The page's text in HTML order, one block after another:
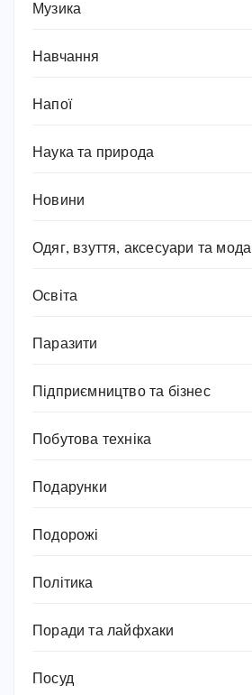
Музика
Навчання
Напої
Наука та природа
Новини
Одяг, взуття, аксесуари та мода
Освіта
Паразити
Підприємництво та бізнес
Побутова техніка
Подарунки
Подорожі
Політика
Поради та лайфхаки
Посуд